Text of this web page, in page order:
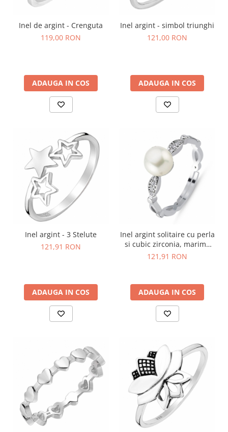
Inel de argint - Crenguta
119,00 RON
ADAUGA IN COS
Inel argint - simbol triunghi
121,00 RON
ADAUGA IN COS
Inel argint - 3 Stelute
121,91 RON
ADAUGA IN COS
Inel argint solitaire cu perla
si cubic zirconia, marime
reglabila
121,91 RON
ADAUGA IN COS